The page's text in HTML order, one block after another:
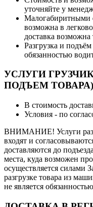
уточняйте у
Малогабиритными
возможна в
доставка
Разгрузка и
обязанностью
УСЛУГИ
ПОДЪЕМ ТОВАРА)
В стоимость
Условия - по
ВНИМАНИЕ! Услуги
входят и
доставляются до
места, куда возможен
осуществляется силами
разгрузке товара из
не является